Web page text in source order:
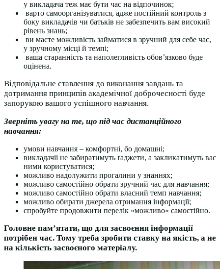
у викладача теж має бути час на відпочинок;
варто самоорганізуватися, адже постійний контроль з
боку викладачів чи батьків не забезпечить вам високий
рівень знань;
ви маєте можливість займатися в зручний для себе час,
у зручному місці й темпі;
ваша старанність та наполегливість обов’язково буде
оцінена.
Відповідальне ставлення до виконання завдань та
дотримання принципів академічної доброчесності буде
запорукою вашого успішного навчання.
Зверніть увагу на те, що під час дистанційного
навчання:
умови навчання – комфортні, бо домашні;
викладачіі не забиратимуть ґаджети, а закликатимуть вас
ними користуватися;
можливо надолужити прогалини у знаннях;
можливо самостійно обрати зручний час для навчання;
можливо самостійно обрати власний темп навчання;
можливо обирати джерела отримання інформації;
спробуйте продовжити перелік «можливо» самостійно.
Головне пам’ятати, що для засвоєння інформації
потрібен час. Тому треба зробити ставку на якість, а не
на кількість засвоєного матеріалу.